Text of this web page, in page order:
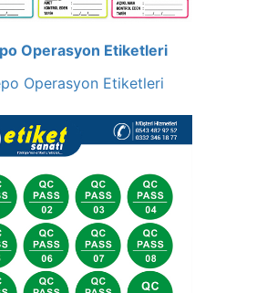
Operasyon Etiketleri
Operasyon Etiketleri